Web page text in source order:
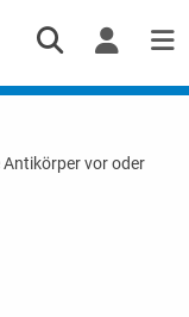
vor oder